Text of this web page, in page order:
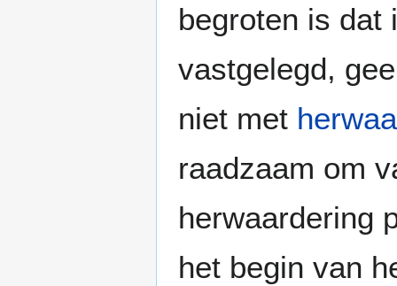
begroten is dat
vastgelegd,
niet met
raadzaam om
herwaardering
het begin van